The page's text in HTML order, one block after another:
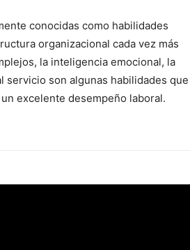
conocidas como habilidades
organizacional cada vez más
la inteligencia emocional, la
servicio son algunas habilidades que
excelente desempeño laboral.